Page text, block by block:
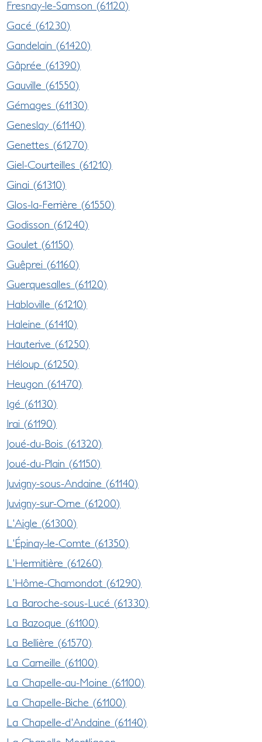
Fresnay-le-Samson (61120)
Gacé (61230)
Gandelain (61420)
Gâprée (61390)
Gauville (61550)
Gémages (61130)
Geneslay (61140)
Genettes (61270)
Giel-Courteilles (61210)
Ginai (61310)
Glos-la-Ferrière (61550)
Godisson (61240)
Goulet (61150)
Guêprei (61160)
Guerquesalles (61120)
Habloville (61210)
Haleine (61410)
Hauterive (61250)
Héloup (61250)
Heugon (61470)
Igé (61130)
Irai (61190)
Joué-du-Bois (61320)
Joué-du-Plain (61150)
Juvigny-sous-Andaine (61140)
Juvigny-sur-Orne (61200)
L'Aigle (61300)
L'Épinay-le-Comte (61350)
L'Hermitière (61260)
L'Hôme-Chamondot (61290)
La Baroche-sous-Lucé (61330)
La Bazoque (61100)
La Bellière (61570)
La Carneille (61100)
La Chapelle-au-Moine (61100)
La Chapelle-Biche (61100)
La Chapelle-d'Andaine (61140)